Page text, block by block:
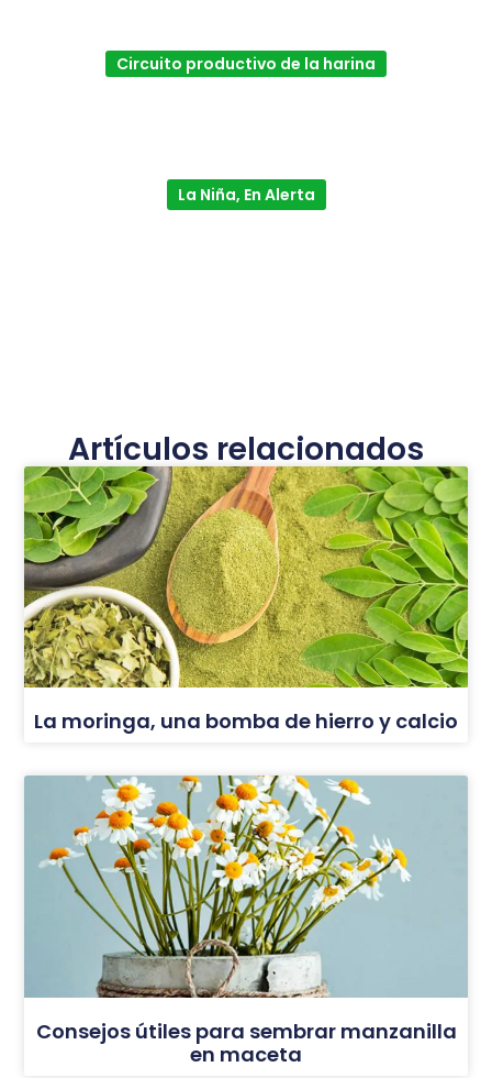
Circuito productivo de la harina
La Niña, En Alerta
Artículos relacionados
La moringa, una bomba de hierro y calcio
Consejos útiles para sembrar manzanilla
en maceta